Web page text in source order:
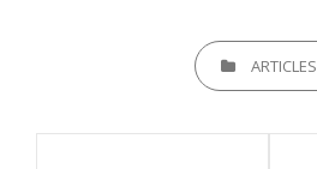
CATEGORIESARTICLES